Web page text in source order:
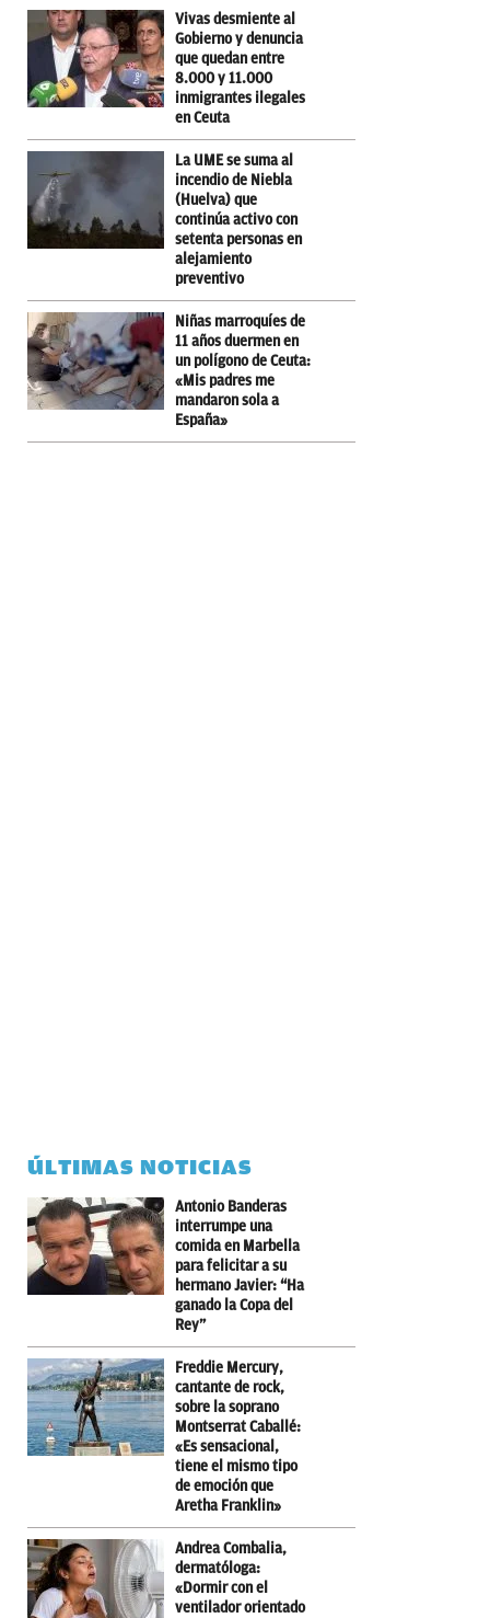
Vivas desmiente al
Gobierno y denuncia
que quedan entre
8.000 y 11.000
inmigrantes ilegales
en Ceuta
La UME se suma al
incendio de Niebla
(Huelva) que
continúa activo con
setenta personas en
alejamiento
preventivo
Niñas marroquíes de
11 años duermen en
un polígono de Ceuta:
«Mis padres me
mandaron sola a
España»
ÚLTIMAS NOTICIAS
Antonio Banderas
interrumpe una
comida en Marbella
para felicitar a su
hermano Javier: “Ha
ganado la Copa del
Rey”
Freddie Mercury,
cantante de rock,
sobre la soprano
Montserrat Caballé:
«Es sensacional,
tiene el mismo tipo
de emoción que
Aretha Franklin»
Andrea Combalia,
dermatóloga:
«Dormir con el
ventilador orientado